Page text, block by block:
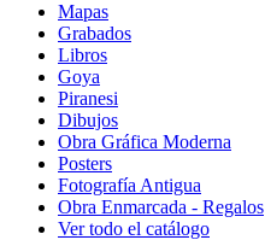
Mapas
Grabados
Libros
Goya
Piranesi
Dibujos
Obra Gráfica Moderna
Posters
Fotografía Antigua
Obra Enmarcada - Regalos
Ver todo el catálogo